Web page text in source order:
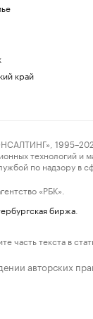
край
1995–2026.
технологий и
по надзору в
«РБК».
биржа
часть текста в
авторских